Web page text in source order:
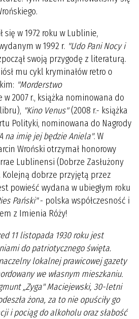
się w 1972 roku w Lublinie,
w 1992 r. "Udo Pani Nocy i
swoją przygodę z literaturą.
mu cykl kryminałów retro o
"Morderstwo
2007 r., książka nominowana do
"Kino Venus"(2008 r.- książka
Polityki, nominowana do Nagrody
na imię jej będzie Aniela". W
Wroński otrzymał honorowy
Lublinensi (Dobrze Zasłużony
dobrze przyjętą przez
powieść wydana w ubiegłym roku
Pański"- polska współczesność i
z Imienia Róży!
11 listopada 1930 roku jest
do patriotycznego święta.
lokalnej prawicowej gazety
we własnym mieszkaniu.
„Zyga" Maciejewski, 30-letni
żona, za to nie opuściły go
i pociąg do alkoholu oraz słabość